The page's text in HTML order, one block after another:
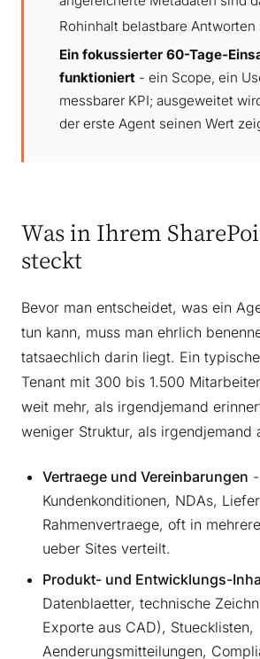
Rohinhalt belastbare Antworten
Ein fokussierter 60-Tage-
funktioniert - ein Scope, ein
messbarer KPI; ausgeweitet
der erste Agent seinen Wert
Was in Ihrem
steckt
Bevor man entscheidet, was ein
tun kann, muss man ehrlich
tatsaechlich darin liegt. Ein
Tenant mit 300 bis 1.500
weit mehr, als irgendjemand
weniger Struktur, als irgendjemand
Vertraege und Vereinbarungen -
Kundenkonditionen, NDAs,
Rahmenvertraege, oft in
ueber Sites verteilt.
Produkt- und Entwicklungs-
Datenblaetter, technische
Exporte aus CAD), Stuecklisten,
Aenderungsmitteilungen,